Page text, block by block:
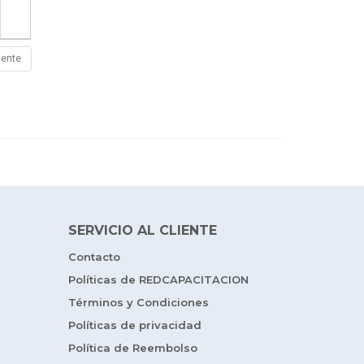
SERVICIO AL CLIENTE
Contacto
Políticas de REDCAPACITACION
Términos y Condiciones
Políticas de privacidad
Política de Reembolso